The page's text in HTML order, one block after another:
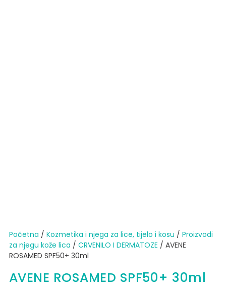
Početna / Kozmetika i njega za lice, tijelo i kosu / Proizvodi
za njegu kože lica / CRVENILO I DERMATOZE / AVENE
ROSAMED SPF50+ 30ml
AVENE ROSAMED SPF50+ 30ml